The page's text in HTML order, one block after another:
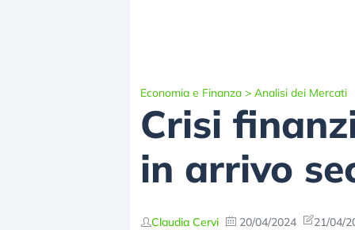
Economia e Finanza > Analisi dei Mercati
Crisi
in arrivo
Claudia Cervi 20/04/2024 21/04/